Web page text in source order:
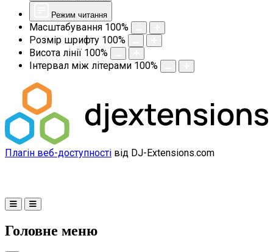
Режим читання
Масштабування 100%
Розмір шрифту 100%
Висота лінії 100%
Інтервал між літерами 100%
Плагін веб-доступності від DJ-Extensions.com
Головне меню